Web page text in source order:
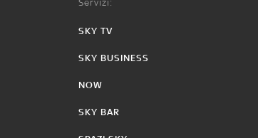
Servizi:
SKY TV
SKY BUSINESS
NOW
SKY BAR